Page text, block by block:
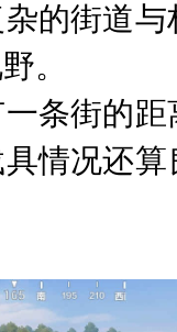
的街道
。
条街的
情况还